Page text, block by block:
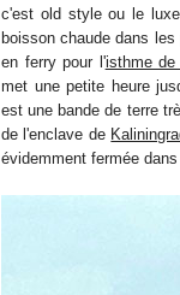
c'est old style ou le
boisson chaude dans
en ferry pour l'isthme de
met une petite heure
est une bande de terre
de l'enclave de
évidemment fermée